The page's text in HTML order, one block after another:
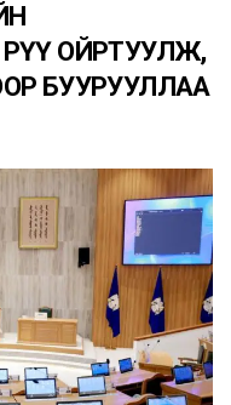
ОЙРТУУЛЖ,
БУУРУУЛЛАА